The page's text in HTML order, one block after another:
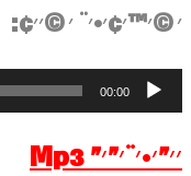
ספר הזוהר ויצא מתקדמים
הזוהר הקדוש וישלח מתקדמים
׳©׳™׳¢׳•׳¨ ׳©׳׳¢:
אודיו
00:00
׳׳”׳•׳¨׳“׳” Mp3